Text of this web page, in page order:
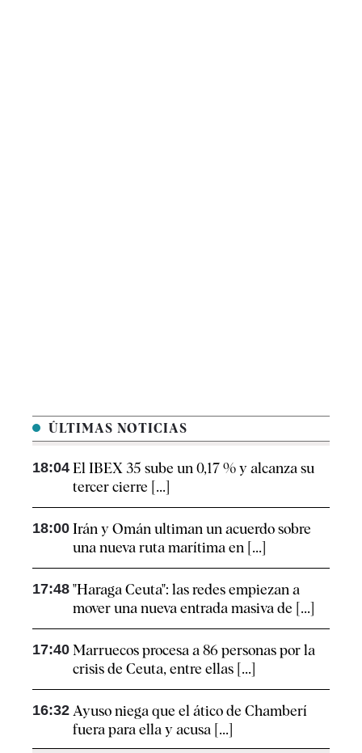
ÚLTIMAS NOTICIAS
18:04 El IBEX 35 sube un 0,17 % y alcanza su
tercer cierre [...]
18:00 Irán y Omán ultiman un acuerdo sobre
una nueva ruta marítima en [...]
17:48 "Haraga Ceuta": las redes empiezan a
mover una nueva entrada masiva de [...]
17:40 Marruecos procesa a 86 personas por la
crisis de Ceuta, entre ellas [...]
16:32 Ayuso niega que el ático de Chamberí
fuera para ella y acusa [...]